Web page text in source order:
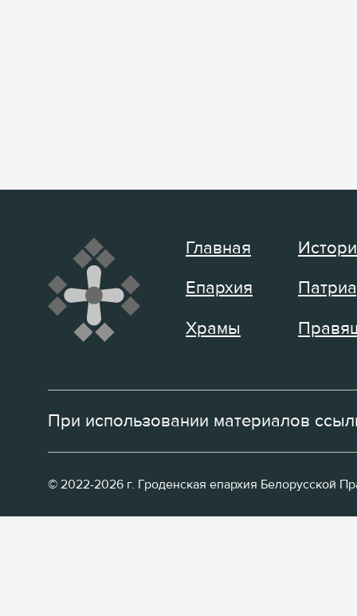
Главная
Епархия
Храмы
При использовании материалов
© 2022-2026 г. Гроденская епархия Белорусской